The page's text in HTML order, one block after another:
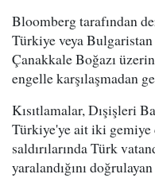
Bloomberg tarafından
Türkiye veya
Çanakkale Boğazı
engelle karşılaşmadan
Kısıtlamalar, Dışişleri
Türkiye'ye ait iki gemiye
saldırılarında Türk
yaralandığını